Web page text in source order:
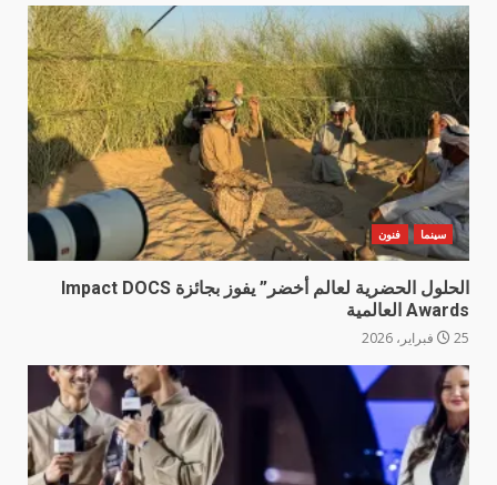
سينما فنون
الحلول الحضرية لعالم أخضر” يفوز بجائزة Impact DOCS
Awards العالمية
25 فبراير، 2026